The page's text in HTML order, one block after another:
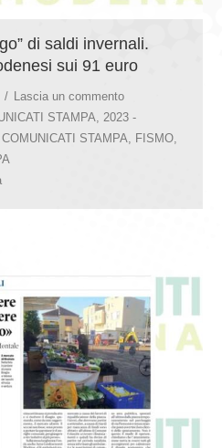
di saldi invernali.
sui 91 euro
Lascia un commento
STAMPA, 2023 -
COMUNICATI STAMPA, FISMO,